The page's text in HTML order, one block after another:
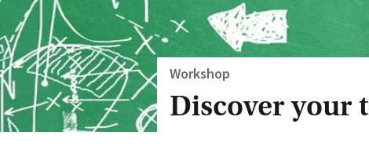
Workshop
Discover your